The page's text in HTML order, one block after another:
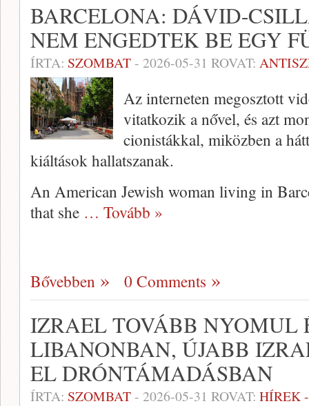
BARCELONA: DÁVID-
NEM ENGEDTEK BE EGY
ÍRTA: SZOMBAT- 2026-05-31 ROVAT:
Az interneten megosztott
vitatkozik a nővel, és azt
cionistákkal, miközben a
kiáltások hallatszanak.
An American Jewish woman living in
that she … Tovább »
Bővebben 0 Comments
IZRAEL TOVÁBB NYOMUL
LIBANONBAN, ÚJABB
EL DRÓNTÁMADÁSBAN
ÍRTA: SZOMBAT- 2026-05-31 ROVAT: HÍREK